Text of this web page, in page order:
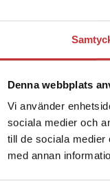
Denna webbplats
Vi använder
sociala medier och
till de sociala
med annan